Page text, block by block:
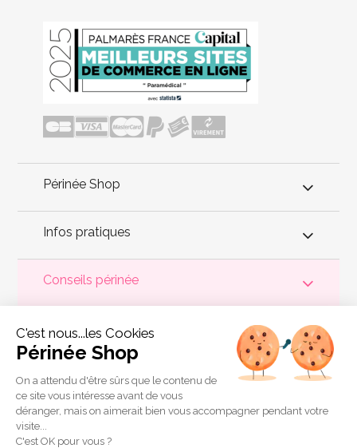
Périnée Shop
Infos pratiques
Conseils périnée
est précieux ! Il est donc primordial d'entretenir,
de muscler et de rééduquer le plancher pelvienpour éviter les
problèmes d'incontinence
, de pesanteur pelvienne, de manque
de sensations durant les rapports sexuels et de petites
fuites
a sélectionné les meilleures solutions
pour la rééducation périnéale et pour l'auto-traitement de
l'incontinence à domicile :
biofeedback,cônes vaginaux
connectées etaccessoires pour exercices de Kegel.
Copyright 2011 © Périnée Shop
C'est nous...les Cookies
Périnée Shop
On a attendu d'être sûrs que le contenu de
ce site vous intéresse avant de vous
déranger, mais on aimerait bien vous accompagner pendant votre
visite...
C'est OK pour vous ?